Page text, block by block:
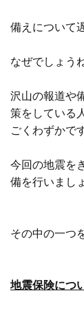
備えについて
なぜでしょう
沢山の報道や
策をしている
ごくわずかで
今回の地震を
備を行いまし
その中の一つ
地震保険につ